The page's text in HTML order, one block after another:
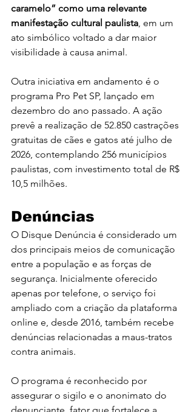
caramelo” como uma relevante
manifestação cultural paulista, em um
ato simbólico voltado a dar maior
visibilidade à causa animal.
Outra iniciativa em andamento é o
programa Pro Pet SP, lançado em
dezembro do ano passado. A ação
prevê a realização de 52.850 castrações
gratuitas de cães e gatos até julho de
2026, contemplando 256 municípios
paulistas, com investimento total de R$
10,5 milhões.
Denúncias
O Disque Denúncia é considerado um
dos principais meios de comunicação
entre a população e as forças de
segurança. Inicialmente oferecido
apenas por telefone, o serviço foi
ampliado com a criação da plataforma
online e, desde 2016, também recebe
denúncias relacionadas a maus-tratos
contra animais.
O programa é reconhecido por
assegurar o sigilo e o anonimato do